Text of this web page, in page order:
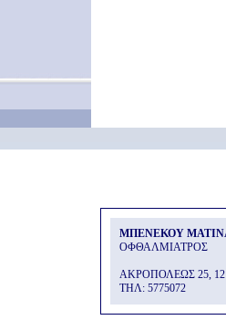
ΜΠΕΝΕΚΟΥ
ΟΦΘΑΛΜΙΑΤΡΟΣ
ΑΚΡΟΠΟΛΕΩΣ 25,
THΛ: 5775072